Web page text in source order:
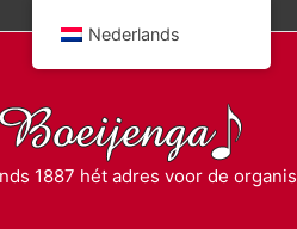
1887 hét adres voor de
Nederlands